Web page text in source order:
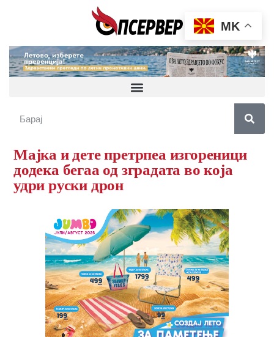
Мајка и дете претрпеа изгореници
додека бегаа од зградата во која
удри руски дрон
MK